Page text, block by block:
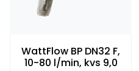
WattFlow BP DN32 F,
10-80 l/min, kvs 9,0